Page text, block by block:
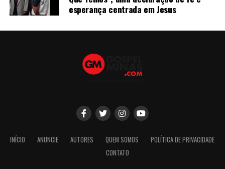
esperança centrada em Jesus
INÍCIO ANUNCIE AUTORES QUEM SOMOS
POLÍTICA DE PRIVACIDADE
CONTATO